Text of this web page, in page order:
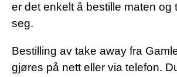
er det enkelt å bestille maten og
seg.
Bestilling av take away fra
gjøres på nett eller via telefon.